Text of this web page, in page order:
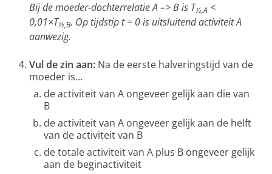
Bij de moeder-dochterrelatie A –> B is T½,A <
0,01×T½,B. Op tijdstip t = 0 is uitsluitend activiteit A
aanwezig.
Vul de zin aan: Na de eerste halveringstijd van de
moeder is...
de activiteit van A ongeveer gelijk aan die van
B
de activiteit van A ongeveer gelijk aan de helft
van de activiteit van B
de totale activiteit van A plus B ongeveer gelijk
aan de beginactiviteit